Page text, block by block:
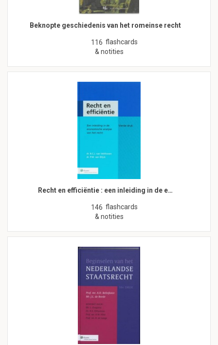
Beknopte geschiedenis van het romeinse recht
116 flashcards
& notities
Recht en efficiëntie : een inleiding in de e…
146 flashcards
& notities